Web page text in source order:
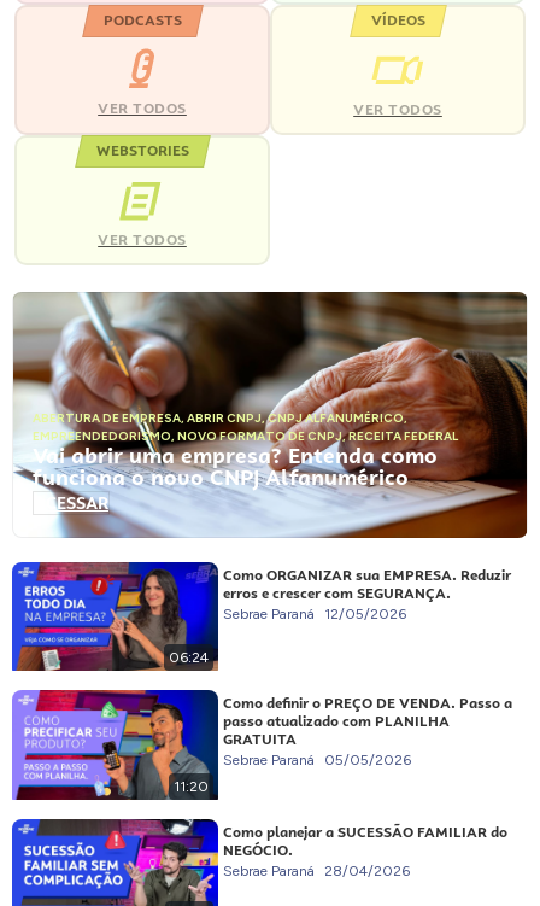
PODCASTS
VER TODOS
VÍDEOS
VER TODOS
WEBSTORIES
VER TODOS
ABERTURA DE EMPRESA, ABRIR CNPJ,CNPJ ALFANUMÉRICO,
EMPREENDEDORISMO, NOVO FORMATO DE CNPJ,RECEITA FEDERAL
Vai abrir uma empresa? Entenda como
funciona o novo CNPJ Alfanumérico
ACESSAR
06:24
Como ORGANIZAR sua EMPRESA. Reduzir
erros e crescer com SEGURANÇA.
Sebrae Paraná 12/05/2026
11:20
Como definir o PREÇO DE VENDA. Passo a
passo atualizado com PLANILHA
GRATUITA
Sebrae Paraná 05/05/2026
Como planejar a SUCESSÃO FAMILIAR do
NEGÓCIO.
Sebrae Paraná 28/04/2026